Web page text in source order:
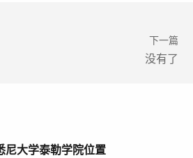
下一篇
没有了
尼大学泰勒学院位置